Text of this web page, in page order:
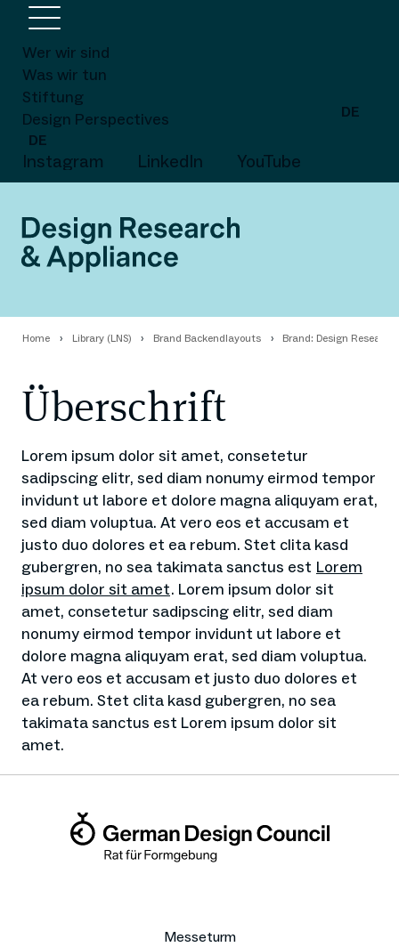
Wer wir sind
Was wir tun
Stiftung
Design Perspectives
DE
Instagram LinkedIn YouTube
DE
Home Library (LNS) Brand Backendlayouts Brand: Design Research
Überschrift
Lorem ipsum dolor sit amet, consetetur
sadipscing elitr, sed diam nonumy eirmod tempor
invidunt ut labore et dolore magna aliquyam erat,
sed diam voluptua. At vero eos et accusam et
justo duo dolores et ea rebum. Stet clita kasd
gubergren, no sea takimata sanctus est Lorem
ipsum dolor sit amet. Lorem ipsum dolor sit
amet, consetetur sadipscing elitr, sed diam
nonumy eirmod tempor invidunt ut labore et
dolore magna aliquyam erat, sed diam voluptua.
At vero eos et accusam et justo duo dolores et
ea rebum. Stet clita kasd gubergren, no sea
takimata sanctus est Lorem ipsum dolor sit
amet.
Messeturm